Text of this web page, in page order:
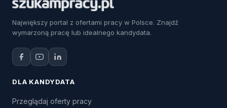
Największy portal z ofertami pracy w Polsce. Znajdź
wymarzoną pracę lub idealnego kandydata.
DLA KANDYDATA
Przeglądaj oferty pracy